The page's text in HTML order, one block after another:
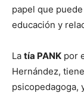
papel que
educación y
La tía PANK por
Hernández,
psicopedagoga,